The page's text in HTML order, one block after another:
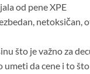
od pene XPE
netoksičan,
što je važno za
umeti da cene i to